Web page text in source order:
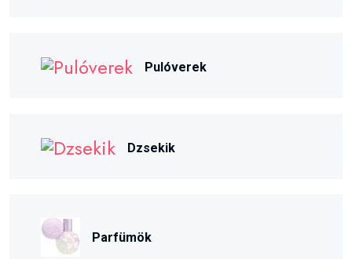
Pulóverek
Dzsekik
Parfümök